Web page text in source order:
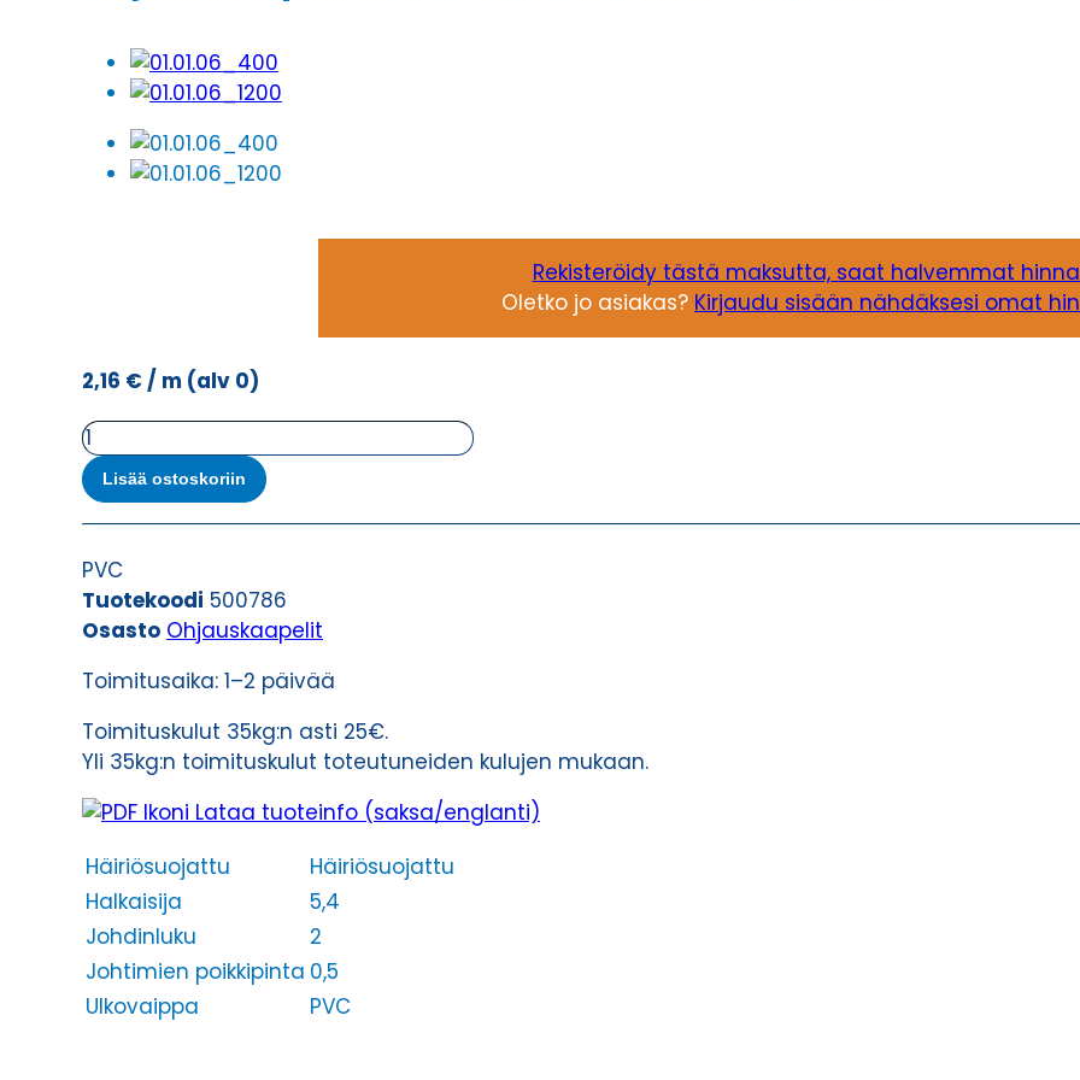
Rekisteröidy tästä maksutta, saat halvemmat
Oletko jo asiakas? Kirjaudu sisään nähdäksesi omat
2,16 € / m (alv 0)
Ohjauskaapeli
ÖPVC-
OZ-
CY
(LIYCY-
OZ)
2X0,5
määrä
Lisää ostoskoriin
PVC
Tuotekoodi 500786
Osasto Ohjauskaapelit
Toimitusaika: 1–2 päivää
Toimituskulut 35kg:n asti 25€.
Yli 35kg:n toimituskulut toteutuneiden kulujen mukaan.
Lataa tuoteinfo (saksa/englanti)
Häiriösuojattu
Häiriösuojattu
Halkaisija
5,4
Johdinluku
2
Johtimien poikkipinta 0,5
Ulkovaippa
PVC